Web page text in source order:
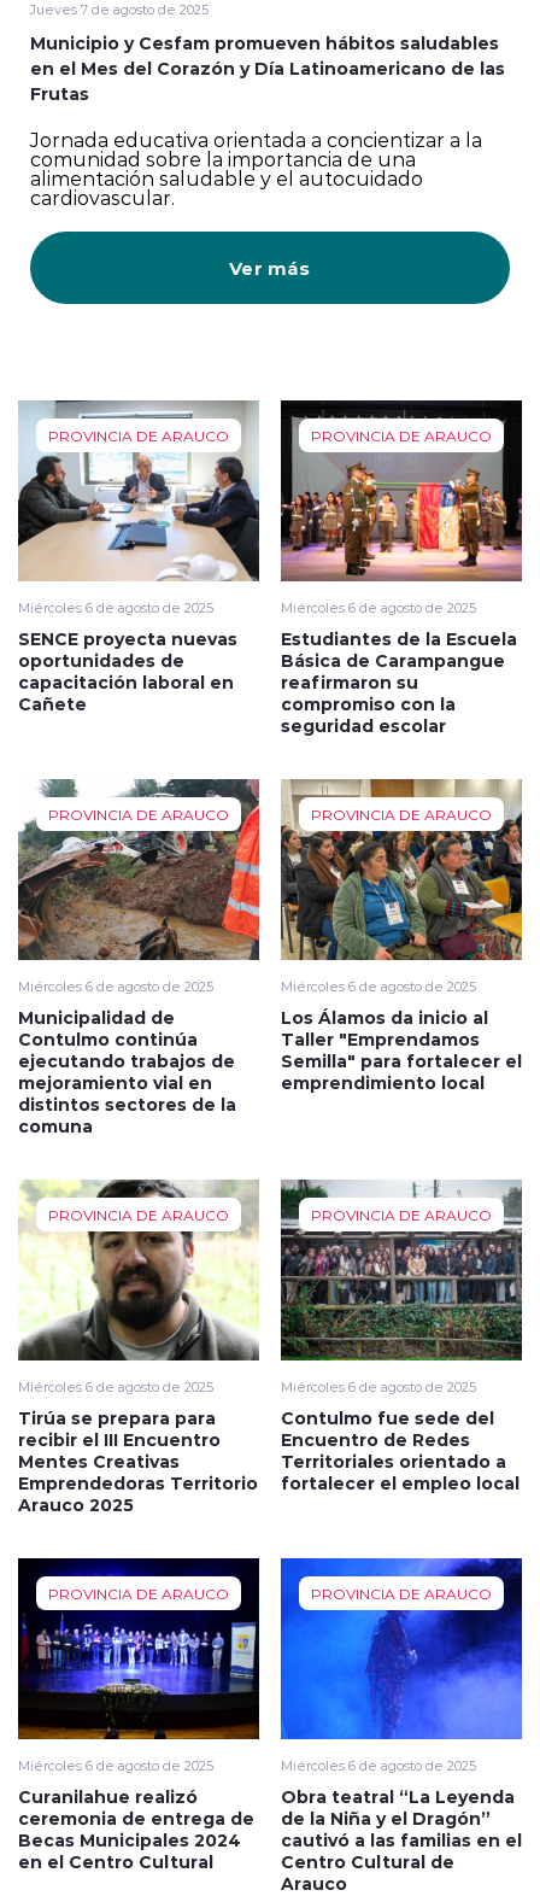
Jueves 7 de agosto de 2025
Municipio y Cesfam promueven hábitos saludables
en el Mes del Corazón y Día Latinoamericano de las
Frutas
Jornada educativa orientada a concientizar a la
comunidad sobre la importancia de una
alimentación saludable y el autocuidado
cardiovascular.
Ver más
PROVINCIA DE ARAUCO
Miércoles 6 de agosto de 2025
SENCE proyecta nuevas
oportunidades de
capacitación laboral en
Cañete
PROVINCIA DE ARAUCO
Miércoles 6 de agosto de 2025
Estudiantes de la Escuela
Básica de Carampangue
reafirmaron su
compromiso con la
seguridad escolar
PROVINCIA DE ARAUCO
Miércoles 6 de agosto de 2025
Municipalidad de
Contulmo continúa
ejecutando trabajos de
mejoramiento vial en
distintos sectores de la
comuna
PROVINCIA DE ARAUCO
Miércoles 6 de agosto de 2025
Los Álamos da inicio al
Taller "Emprendamos
Semilla" para fortalecer el
emprendimiento local
PROVINCIA DE ARAUCO
Miércoles 6 de agosto de 2025
Tirúa se prepara para
recibir el III Encuentro
Mentes Creativas
Emprendedoras Territorio
Arauco 2025
PROVINCIA DE ARAUCO
Miércoles 6 de agosto de 2025
Contulmo fue sede del
Encuentro de Redes
Territoriales orientado a
fortalecer el empleo local
PROVINCIA DE ARAUCO
Miércoles 6 de agosto de 2025
Curanilahue realizó
ceremonia de entrega de
Becas Municipales 2024
en el Centro Cultural
PROVINCIA DE ARAUCO
Miércoles 6 de agosto de 2025
Obra teatral “La Leyenda
de la Niña y el Dragón”
cautivó a las familias en el
Centro Cultural de
Arauco